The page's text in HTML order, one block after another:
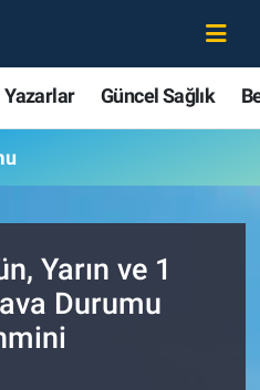
Yazarlar Güncel Sağlık
Yarın ve 1
Durumu
Eczaneler
ve Fikstür